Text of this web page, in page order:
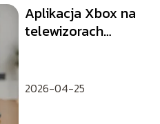
Aplikacja Xbox na
telewizorach
konfiguracja
2026-04-25